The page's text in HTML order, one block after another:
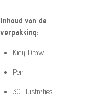
Inhoud van de
verpakking:
Kidy Draw
Pen
30 illustraties